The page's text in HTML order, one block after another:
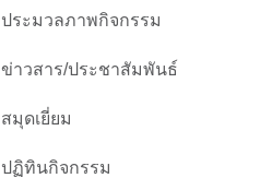
ประมวลภาพกิจกรรม
ข่าวสาร/ประชาสัมพันธ์
สมุดเยี่ยม
ปฏิทินกิจกรรม